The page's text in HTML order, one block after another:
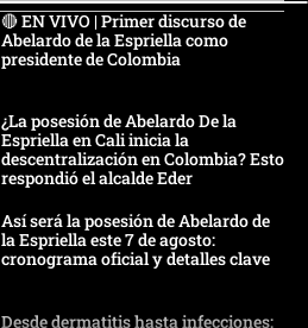
🔴 EN VIVO | Primer discurso de
Abelardo de la Espriella como
presidente de Colombia
¿La posesión de Abelardo De la
Espriella en Cali inicia la
descentralización en Colombia? Esto
respondió el alcalde Eder
Así será la posesión de Abelardo de
la Espriella este 7 de agosto:
cronograma oficial y detalles clave
Desde dermatitis hasta infecciones: